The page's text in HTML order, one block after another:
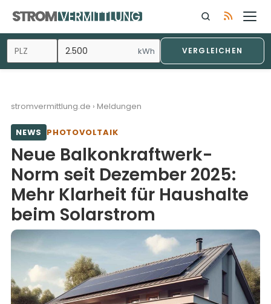
Inhalt
springen
kWh VERGLEICHEN
stromvermittlung.de › Meldungen
NEWS PHOTOVOLTAIK
Neue Balkonkraftwerk-
Norm seit Dezember 2025:
Mehr Klarheit für Haushalte
beim Solarstrom